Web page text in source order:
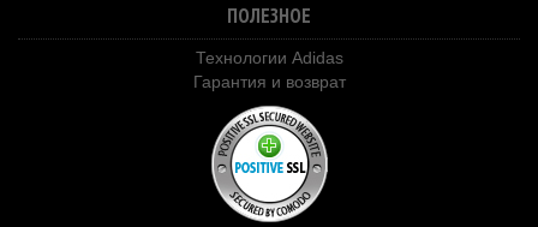
ПОЛЕЗНОЕ
Технологии Adidas
Гарантия и возврат